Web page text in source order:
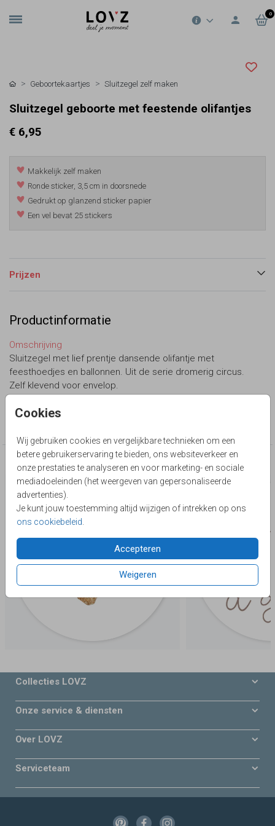
0
Cookies
Wij gebruiken cookies en vergelijkbare technieken om een
betere gebruikerservaring te bieden, ons websiteverkeer en
onze prestaties te analyseren en voor marketing- en sociale
mediadoeleinden (het weergeven van gepersonaliseerde
advertenties).
Je kunt jouw toestemming altijd wijzigen of intrekken op ons
ons cookiebeleid
Accepteren
Weigeren
Geboortekaartjes Sluitzegel zelf maken
Sluitzegel geboorte met feestende olifantjes
€ 6,95
Makkelijk zelf maken
Ronde sticker, 3,5 cm in doorsnede
Gedrukt op glanzend sticker papier
Een vel bevat 25 stickers
Prijzen
Productinformatie
Omschrijving
Sluitzegel met lief prentje dansende olifantje met
feesthoedjes en ballonnen. Uit de serie dromerig circus.
Zelf klevend voor envelop.
Collectie
Deze producten zijn wellicht ook iets voor je
Collecties LOVZ
Onze service & diensten
Over LOVZ
Serviceteam